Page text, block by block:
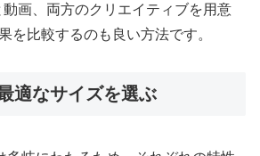
画、両方のクリエイティブを用意
を比較するのも良い方法です。
適なサイズを選ぶ